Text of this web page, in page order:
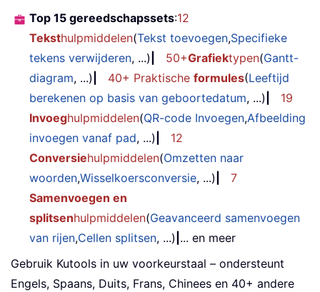
Top 15 gereedschapssets:12
Teksthulpmiddelen(Tekst toevoegen,Specifieke
tekens verwijderen, ...) 50+Grafiektypen(Gantt-
diagram, ...) 40+ Praktische formules(Leeftijd
berekenen op basis van geboortedatum, ...)
19
Invoeghulpmiddelen(QR-code Invoegen,Afbeelding
invoegen vanaf pad, ...)
12
Conversiehulpmiddelen(Omzetten naar
woorden,Wisselkoersconversie, ...)
7
Samenvoegen en
splitsenhulpmiddelen(Geavanceerd samenvoegen
van rijen,Cellen splitsen, ...) ... en meer
Gebruik Kutools in uw voorkeurstaal – ondersteunt
Engels, Spaans, Duits, Frans, Chinees en 40+ andere